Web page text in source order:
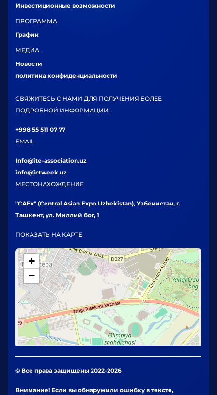
Инвестиционные возможности
ПРОГРАММА
График
МЕДИА
Новости
политика конфиденциальности
СВЯЖИТЕСЬ С НАМИ ДЛЯ ПОЛУЧЕНИЯ БОЛЕЕ
ПОДРОБНОЙ ИНФОРМАЦИИ:
+998 55 511 07 77
EMAIL
Info@ite-association.uz
info@ictweek.uz
МЕСТОНАХОЖДЕНИЕ
"CAEx" (Central Asian Expo Uzbekistan), Узбекистан, г.
Ташкент, ул. Миллий бог, 1
ПОКАЗАТЬ НА КАРТЕ
+
−
© Все права защищены 2022-2026
Внимание! Если вы обнаружили ошибку в тексте,